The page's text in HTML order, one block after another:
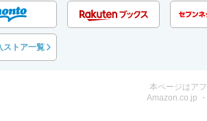
ストア一覧
本ページはア
Amazon.co.jp